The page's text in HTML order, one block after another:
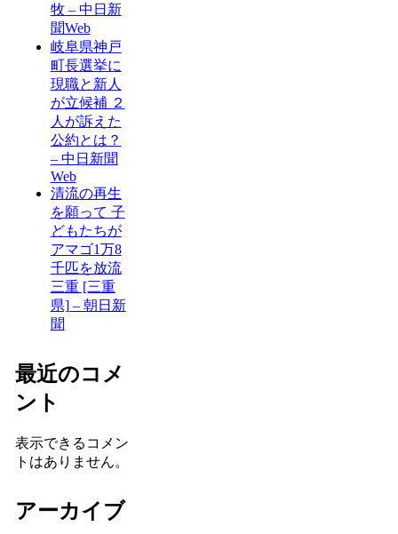
牧 – 中日新
聞Web
岐阜県神戸
町長選挙に
現職と新人
が立候補 ２
人が訴えた
公約とは？
– 中日新聞
Web
清流の再生
を願って 子
どもたちが
アマゴ1万8
千匹を放流
三重 [三重
県] – 朝日新
聞
最近のコメ
ント
表示できるコメン
トはありません。
アーカイブ